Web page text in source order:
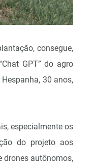
consegue,
GPT” do agro
30 anos,
especialmente os
do projeto aos
drones autônomos,